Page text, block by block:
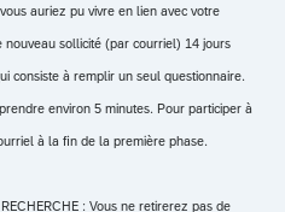
auriez pu vivre en lien avec votre
nouveau sollicité (par courriel) 14 jours
consiste à remplir un seul questionnaire.
environ 5 minutes. Pour participer à
à la fin de la première phase.
: Vous ne retirerez pas de